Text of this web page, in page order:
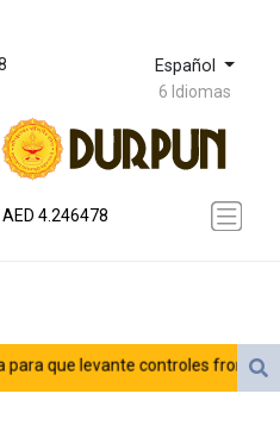
Español
6 Idiomas
ZWL 372.279507
AED 4.246478
AFN 76.888523
ARS 1733.058686
AUD 1.635994
que levante controles fronterizos